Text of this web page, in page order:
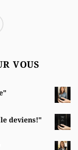
VOUS
deviens!"